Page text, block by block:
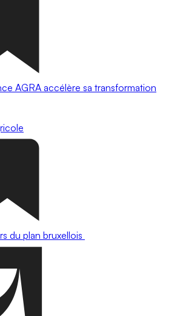
AGRA accélère sa transformation
du plan bruxellois